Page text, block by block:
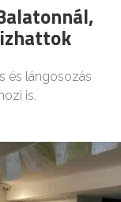
és lángosozás
is.